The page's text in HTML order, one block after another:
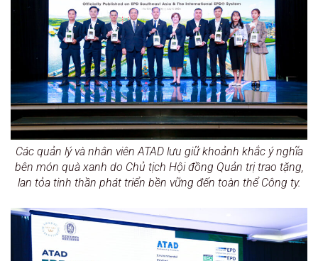
Các quản lý và nhân viên ATAD lưu giữ khoảnh khắc ý nghĩa
bên món quà xanh do Chủ tịch Hội đồng Quản trị trao tặng,
lan tỏa tinh thần phát triển bền vững đến toàn thể Công ty.